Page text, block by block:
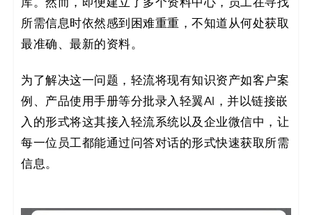
库。然而，即便建立了多个资料中心，员工在寻找
所需信息时依然感到困难重重，不知道从何处获取
最准确、最新的资料。
为了解决这一问题，轻流将现有知识资产如客户案
例、产品使用手册等分批录入轻翼AI，并以链接嵌
入的形式将这其接入轻流系统以及企业微信中，让
每一位员工都能通过问答对话的形式快速获取所需
信息。